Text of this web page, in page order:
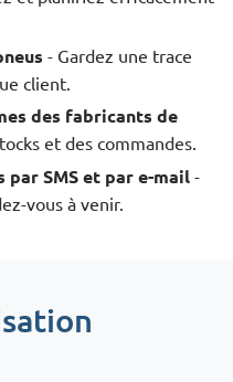
- Gardez une trace
client.
des fabricants de
et des commandes.
SMS et par e-mail-
vous à venir.